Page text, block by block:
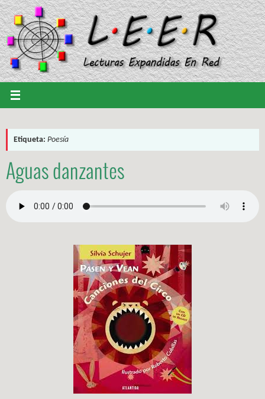
Saltar
al
contenido
Etiqueta: Poesía
Aguas danzantes